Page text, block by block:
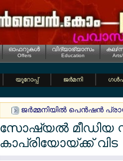
ഓഫറുകള്‍
Offers
വിദ്യാഭ്യാസം
Education
കല/
യൂറോപ്പ് ജര്‍മനി
ജര്‍മ്മനിയില്‍ പെന്‍ഷന്‍
സോഷ്യല്‍ മീഡിയ
കാപ്രിയോയ്ക്ക് വിട